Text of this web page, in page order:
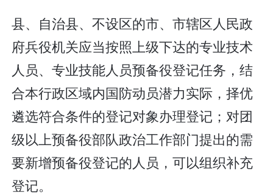
县、自治县、不设区的市、市辖区人民政
府兵役机关应当按照上级下达的专业技术
人员、专业技能人员预备役登记任务，结
合本行政区域内国防动员潜力实际，择优
遴选符合条件的登记对象办理登记；对团
级以上预备役部队政治工作部门提出的需
要新增预备役登记的人员，可以组织补充
登记。